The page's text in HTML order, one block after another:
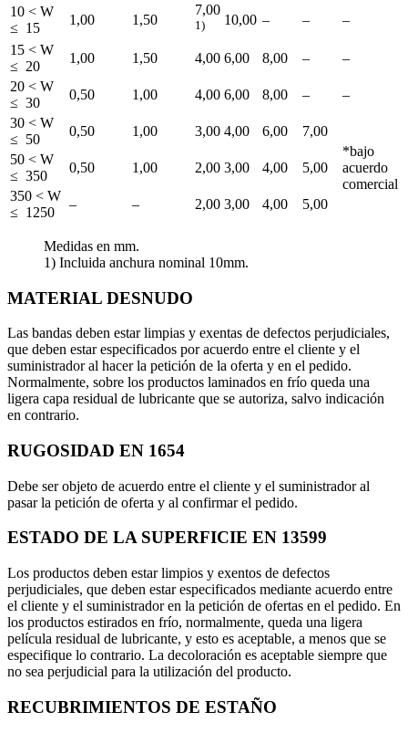
10 < W
≤ 15
1,00 1,50
7,00
1) 10,00 – –
–
15 < W
≤ 20
1,00 1,50 4,00 6,00 8,00 –
–
20 < W
≤ 30
0,50 1,00 4,00 6,00 8,00 –
–
30 < W
≤ 50
0,50 1,00 3,00 4,00 6,00
7,00
*bajo
acuerdo
comercial
50 < W
≤ 350
0,50 1,00 2,00 3,00 4,00
5,00
350 < W
≤ 1250
– – 2,00 3,00 4,00 5,00
Medidas en mm.
1) Incluida anchura nominal 10mm.
MATERIAL DESNUDO
Las bandas deben estar limpias y exentas de defectos perjudiciales,
que deben estar especificados por acuerdo entre el cliente y el
suministrador al hacer la petición de la oferta y en el pedido.
Normalmente, sobre los productos laminados en frío queda una
ligera capa residual de lubricante que se autoriza, salvo indicación
en contrario.
RUGOSIDAD EN 1654
Debe ser objeto de acuerdo entre el cliente y el suministrador al
pasar la petición de oferta y al confirmar el pedido.
ESTADO DE LA SUPERFICIE EN 13599
Los productos deben estar limpios y exentos de defectos
perjudiciales, que deben estar especificados mediante acuerdo entre
el cliente y el suministrador en la petición de ofertas en el pedido. En
los productos estirados en frío, normalmente, queda una ligera
película residual de lubricante, y esto es aceptable, a menos que se
especifique lo contrario. La decoloración es aceptable siempre que
no sea perjudicial para la utilización del producto.
RECUBRIMIENTOS DE ESTAÑO